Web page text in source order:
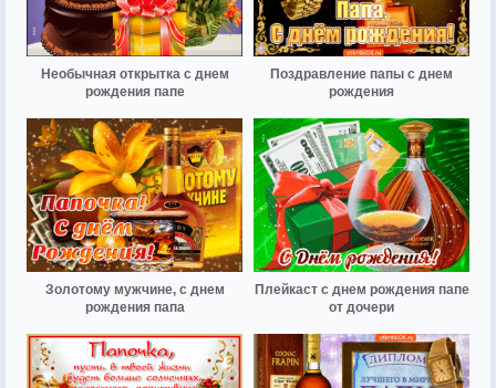
Необычная открытка с днем
рождения папе
Поздравление папы с днем
рождения
Золотому мужчине, с днем
рождения папа
Плейкаст с днем рождения папе
от дочери